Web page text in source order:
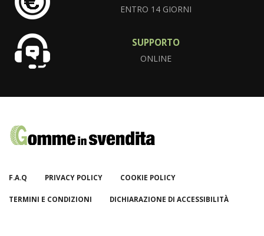
ENTRO 14 GIORNI
SUPPORTO
ONLINE
F.A.Q PRIVACY POLICY COOKIE POLICY
TERMINI E CONDIZIONI DICHIARAZIONE DI ACCESSIBILITÀ